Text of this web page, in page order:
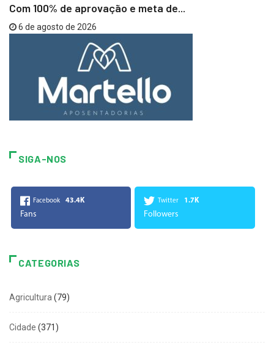
Com 100% de aprovação e meta de...
6 de agosto de 2026
SIGA-NOS
Facebook 43.4K
Fans
Twitter 1.7K
Followers
CATEGORIAS
Agricultura(79)
Cidade (371)